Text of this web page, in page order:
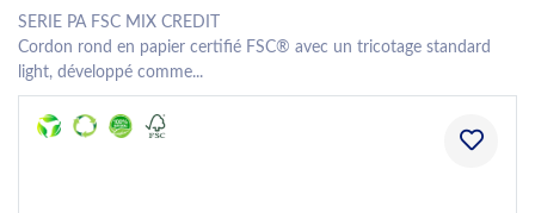
SERIE PA FSC MIX CREDIT
Cordon rond en papier certifié FSC® avec un tricotage standard
light, développé comme...